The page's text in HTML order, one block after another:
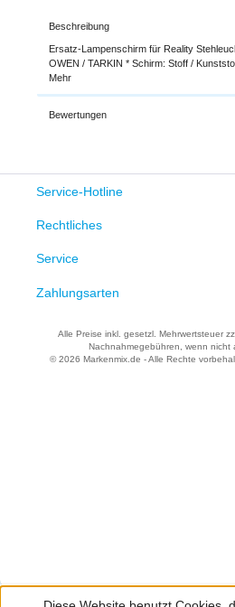
Beschreibung
Ersatz-Lampenschirm für Reality
OWEN / TARKIN * Schirm: Stoff /
Mehr
Bewertungen
Service-Hotline
Rechtliches
Service
Zahlungsarten
Alle Preise inkl. gesetzl. Mehrwertsteuer
Nachnahmegebühren, wenn nicht
© 2026 Markenmix.de - Alle Rechte